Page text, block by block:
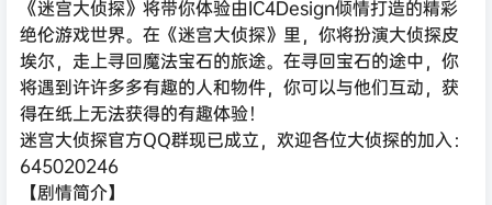
《迷宫大侦探》将带你体验由IC4Design倾情打造的精彩
绝伦游戏世界。在《迷宫大侦探》里，你将扮演大侦探皮
埃尔，走上寻回魔法宝石的旅途。在寻回宝石的途中，你
将遇到许许多多有趣的人和物件，你可以与他们互动，获
得在纸上无法获得的有趣体验！
迷宫大侦探官方QQ群现已成立，欢迎各位大侦探的加入：
645020246
【剧情简介】